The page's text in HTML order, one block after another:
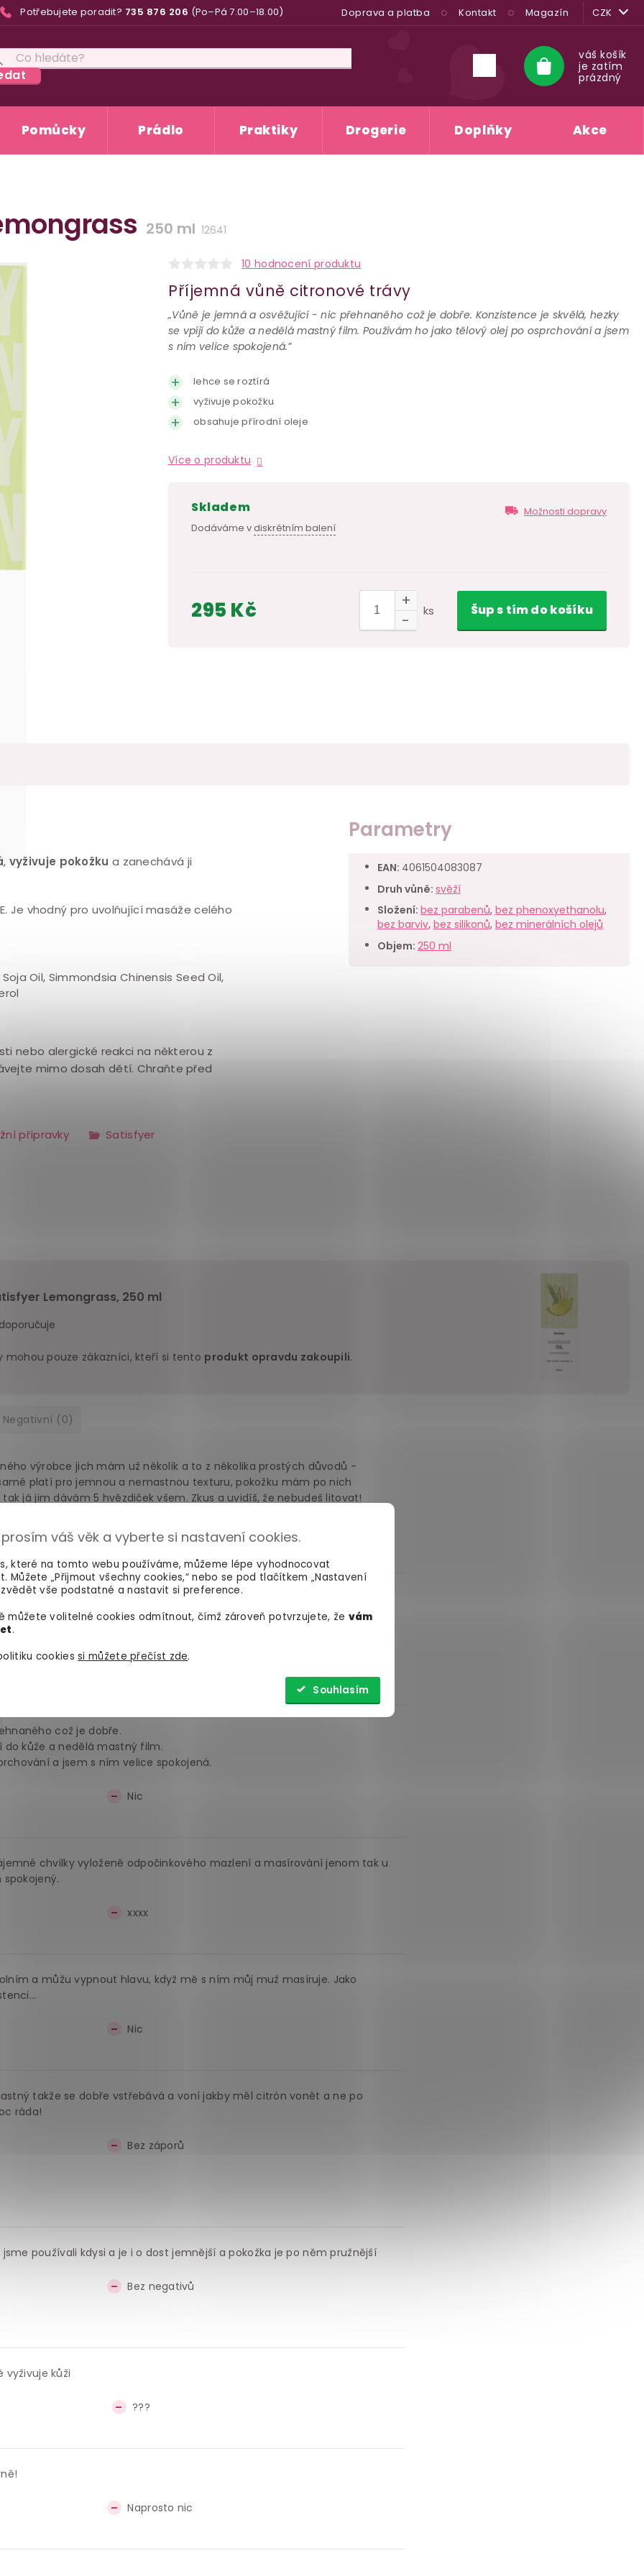
váš věk a vyberte si nastavení cookies.
které na tomto webu používáme, můžeme lépe vyhodnocovat
Můžete „Přijmout všechny cookies,“ nebo se pod tlačítkem „Nastavení
vše podstatné a nastavit si preference.
můžete volitelné cookies odmítnout, čímž zároveň potvrzujete, že vám
.
cookiessi můžete přečíst zde.
Souhlasím
Potřebujete poradit? 735 876 206 (Po–Pá 7.00–18.00) Doprava a platba Kontakt Magazín CZK
Nákupní
košík
váš košík
je zatím
prázdný
Pomůcky Prádlo Praktiky Drogerie Doplňky Akce
250 ml 12641
10 hodnocení produktu
Příjemná vůně citronové trávy
„Vůně je jemná a osvěžující - nic přehnaného což je dobře. Konzistence je skvělá, hezky
se vpíjí do kůže a nedělá mastný film. Používám ho jako tělový olej po osprchování a jsem
s ním velice spokojená.”
lehce se roztírá
vyživuje pokožku
obsahuje přírodní oleje
Více o produktu
skladem
Dodáváme vdiskrétním balení
Možnosti dopravy
295 Kč ks Šups tímdo košíku
, vyživuje pokožku a zanechává ji
Je vhodný pro uvolňující masáže celého
Oil, Simmondsia Chinensis Seed Oil,
nebo alergické reakci na některou z
mimo dosah dětí. Chraňte před
přípravky Satisfyer
Parametry
EAN: 4061504083087
Druh vůně: svěží
Složení: bez parabenů, bez phenoxyethanolu,
bez barviv, bez silikonů, bez minerálních olejů
Objem: 250 ml
Lemongrass, 250 ml
mohou pouze zákazníci, kteří si tento produkt opravdu zakoupili.
Negativní (0)
výrobce jich mám už několik a to z několika prostých důvodů -
platí pro jemnou a nemastnou texturu, pokožku mám po nich
já jim dávám 5 hvězdiček všem. Zkus a uvidíš, že nebudeš litovat!
ani jeden
můžu napsat, že je vynikající. Normálně jsem se musela večer po sprše
vysušenou pokožku z moře a teď jsem doma už 3 dny a ještě jsem se
DOPORUČUJI!!!
Ne-e!
což je dobře.
do kůže a nedělá mastný film.
a jsem s ním velice spokojená.
Nic
chvilky vyloženě odpočinkového mazlení a masírování jenom tak u
xxxx
a můžu vypnout hlavu, když mě s ním můj muž masíruje. Jako
Nic
takže se dobře vstřebává a voní jakby měl citrón vonět a ne po
ráda!
Bez záporů
používali kdysi a je i o dost jemnější a pokožka je po něm pružnější
Bez negativů
vyživuje kůži
???
Naprosto nic